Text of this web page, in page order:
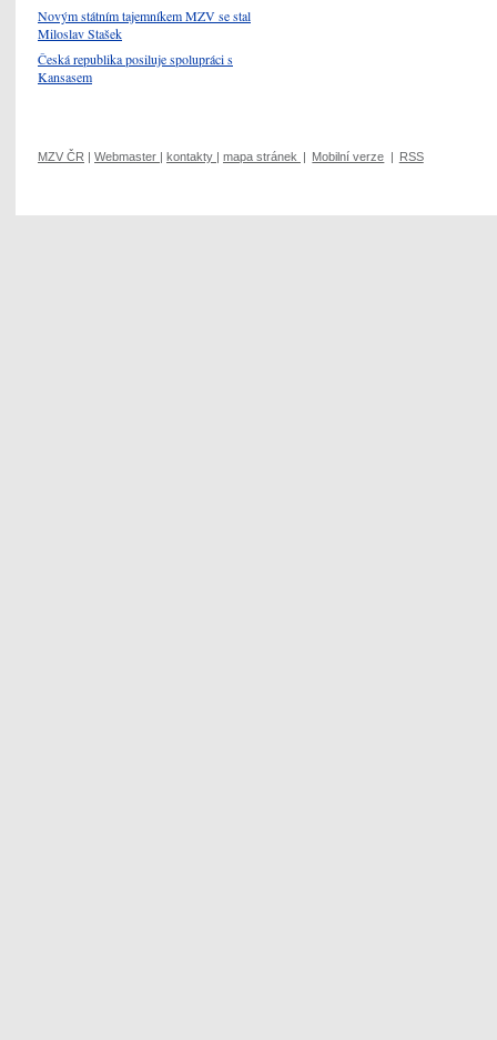
Novým státním tajemníkem MZV se stal
Miloslav Stašek
Česká republika posiluje spolupráci s
Kansasem
MZV ČR Webmaster kontakty mapa stránek Mobilní verze RSS